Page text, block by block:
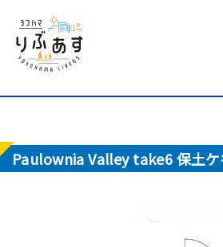
Paulownia Valley take6 保土